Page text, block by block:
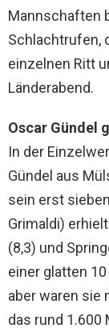
Mannschaften
Schlachtrufen,
einzelnen Ritt
Länderabend.
Oscar Gündel
In der
Gündel aus
sein erst
Grimaldi)
(8,3) und
einer glatten
aber waren sie
das rund 1.600